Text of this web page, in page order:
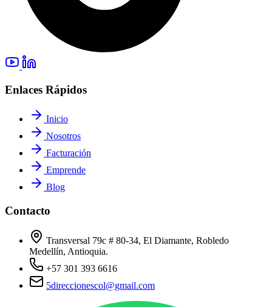
Enlaces Rápidos
Inicio
Nosotros
Facturación
Emprende
Blog
Contacto
Transversal 79c # 80-34, El Diamante, Robledo
Medellín, Antioquia.
+57 301 393 6616
5direccionescol@gmail.com